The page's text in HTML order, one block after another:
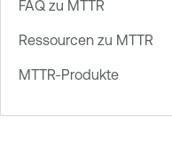
FAQ zu MTTR
Ressourcen zu MTTR
MTTR-Produkte